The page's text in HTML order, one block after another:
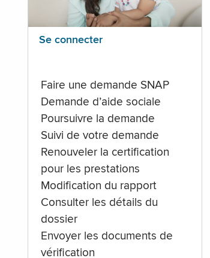
Se connecter
Faire une demande SNAP
Demande d’aide sociale
Poursuivre la demande
Suivi de votre demande
Renouveler la certification
pour les prestations
Modification du rapport
Consulter les détails du
dossier
Envoyer les documents de
vérification